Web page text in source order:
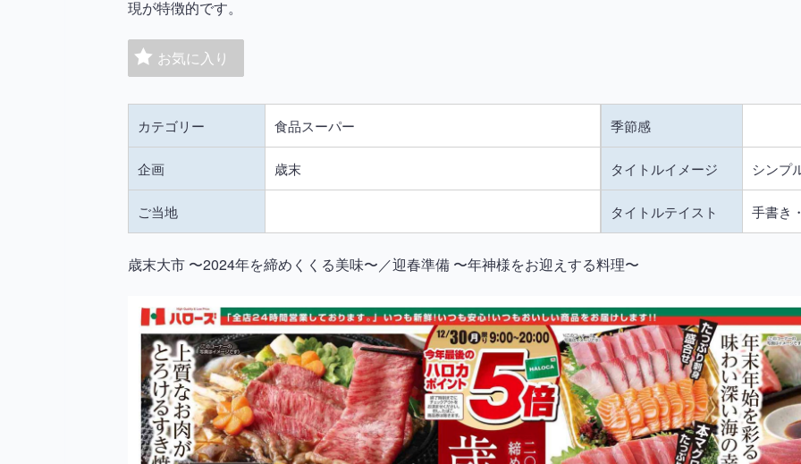
現が特徴的です。
お気に入り
カテゴリー 食品スーパー
企画 歳末
ご当地
季節感
タイトルイメージ シンプ
タイトルテイスト 手書き
歳末大市 〜2024年を締めくくる美味〜／迎春準備 〜年神様をお迎えする料理〜